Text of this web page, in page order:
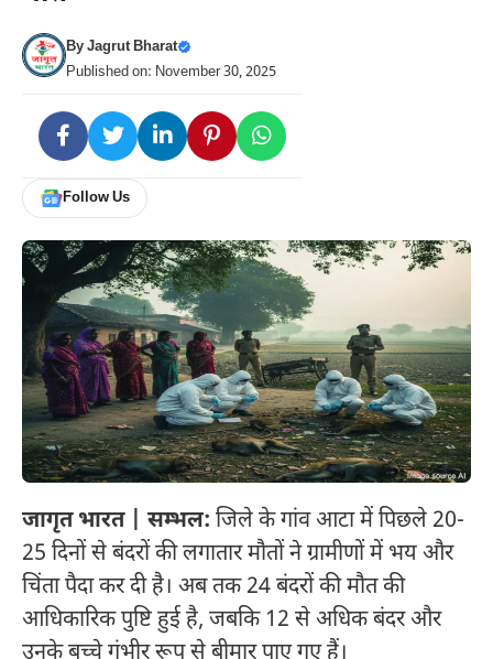
ByJagrut Bharat
Published on: November 30, 2025
Follow Us
जागृत भारत | सम्भल: जिले के गांव आटा में पिछले 20-
25 दिनों से बंदरों की लगातार मौतों ने ग्रामीणों में भय और
चिंता पैदा कर दी है। अब तक 24 बंदरों की मौत की
आधिकारिक पुष्टि हुई है, जबकि 12 से अधिक बंदर और